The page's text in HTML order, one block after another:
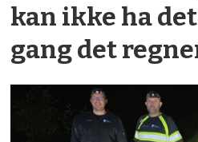
kan ikke ha
gang det